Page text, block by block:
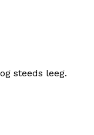
steeds leeg.